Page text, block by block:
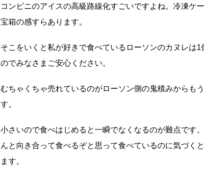
コンビニのアイスの高級路線化すごいですよね。冷凍ケ
宝箱の感すらあります。
そこをいくと私が好きで食べているローソンのカヌレは1
のでみなさまご安心ください。
むちゃくちゃ売れているのがローソン側の鬼積みからも
す。
小さいので食べはじめると一瞬でなくなるのが難点です
んと向き合って食べるぞと思って食べているのに気づく
ます。